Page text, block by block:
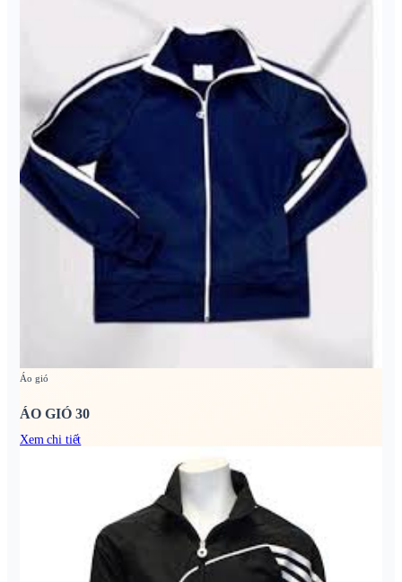
Áo gió
ÁO GIÓ 30
Xem chi tiết